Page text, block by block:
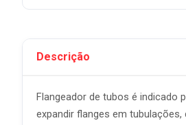
Descrição
Flangeador de tubos é indicado
expandir flanges em tubulações,